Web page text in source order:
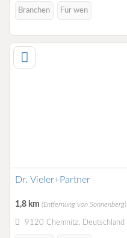
Branchen Für wen
Dr. Vieler+Partner
1,8 km (Entfernung von Sonnenberg)
9120 Chemnitz, Deutschland